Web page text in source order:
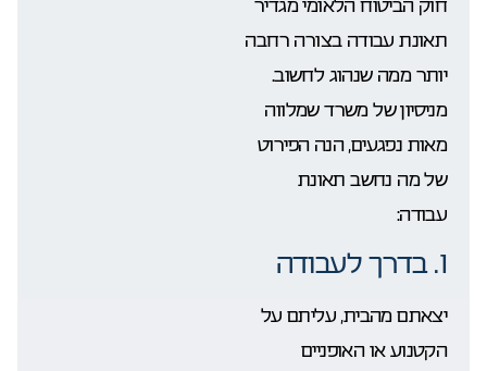
תאונת עבודה בצורה רחבה
יותר ממה שנהוג לחשוב.
מניסיון של משרד שמלווה
מאות נפגעים, הנה הפירוט
של מה נחשב תאונת
עבודה:
1. בדרך לעבודה
יצאתם מהבית, עליתם על
הקטנוע או האופניים